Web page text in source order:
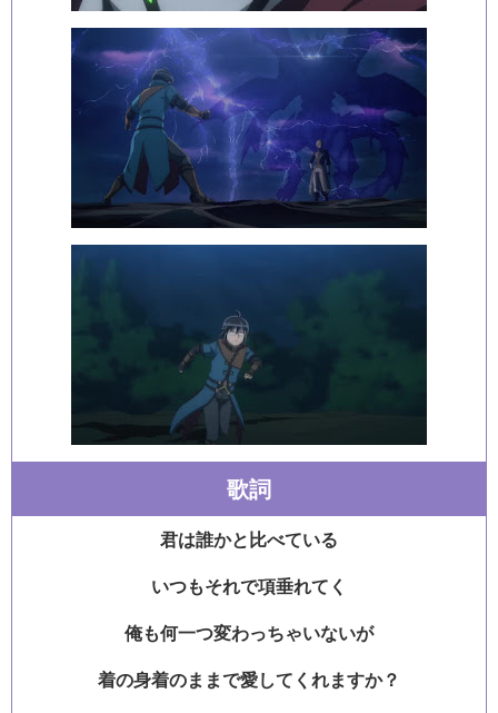
歌詞
君は誰かと比べている
いつもそれで項垂れてく
俺も何一つ変わっちゃいないが
着の身着のままで愛してくれますか？